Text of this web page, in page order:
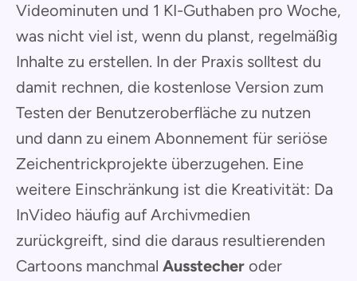
Videominuten und 1 KI-Guthaben pro Woche,
was nicht viel ist, wenn du planst, regelmäßig
Inhalte zu erstellen. In der Praxis solltest du
damit rechnen, die kostenlose Version zum
Testen der Benutzeroberfläche zu nutzen
und dann zu einem Abonnement für seriöse
Zeichentrickprojekte überzugehen. Eine
weitere Einschränkung ist die Kreativität: Da
InVideo häufig auf Archivmedien
zurückgreift, sind die daraus resultierenden
Cartoons manchmal Ausstecher oder